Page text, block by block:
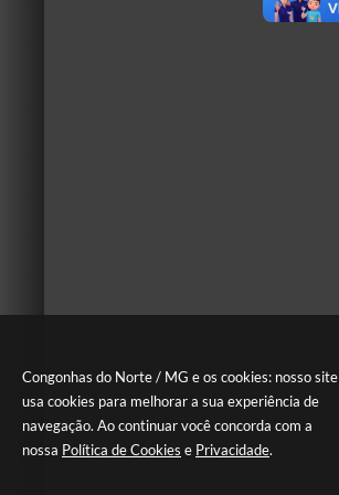
Congonhas do Norte / MG e os cookies: nosso site
usa cookies para melhorar a sua experiência de
navegação. Ao continuar você concorda com a
nossa Política de Cookies e Privacidade.